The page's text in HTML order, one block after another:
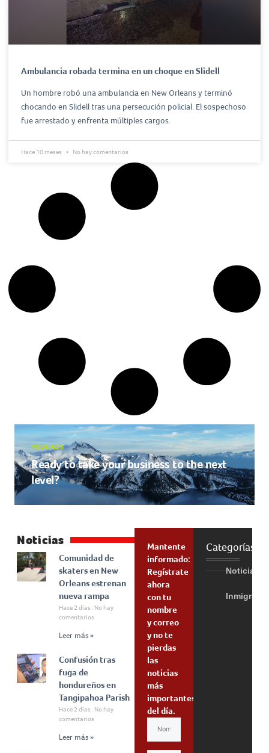
Ambulancia robada termina en un choque en Slidell
Un hombre robó una ambulancia en New Orleans y terminó
chocando en Slidell tras una persecución policial. El sospechoso
fue arrestado y enfrenta múltiples cargos.
Hace 10 meses No hay comentarios
YOUR ADS
Ready to take your business to the next
level?
Noticias
Comunidad de
skaters en New
Orleans estrenan
nueva rampa
Hace 2 días
No hay
comentarios
Leer más »
Confusión tras
fuga de
hondureños en
Tangipahoa Parish
Hace 2 días
No hay
comentarios
Leer más »
Mantente
informado:
Regístrate
ahora
con tu
nombre
y correo
y no te
pierdas
las
noticias
más
importantes
del día.
Categorías
Noticias